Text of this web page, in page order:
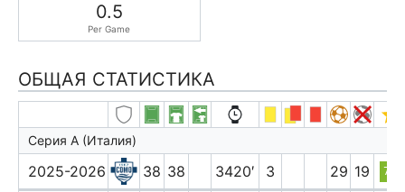
0.5
Per Game
ОБЩАЯ СТАТИСТИКА
Серия А (Италия)
2025-2026 38 38 3420′ 3 29 19 7.0